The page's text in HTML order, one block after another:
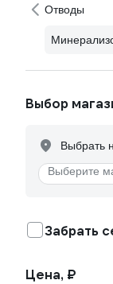
Отводы
Выбор
Выбрать
Выберите
Забрать
Цена, ₽